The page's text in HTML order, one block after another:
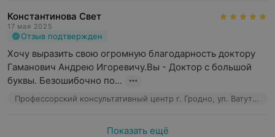
Константинова Свет
17 мая 2025
Отзыв подтвержден
Хочу выразить свою огромную благодарность доктору
Гаманович Андрею Игоревичу.Вы - Доктор с большой
буквы. Безошибочно по...
Профессорский консультативный центр г. Гродно, ул. Ватутина, 4а
Показать ещё